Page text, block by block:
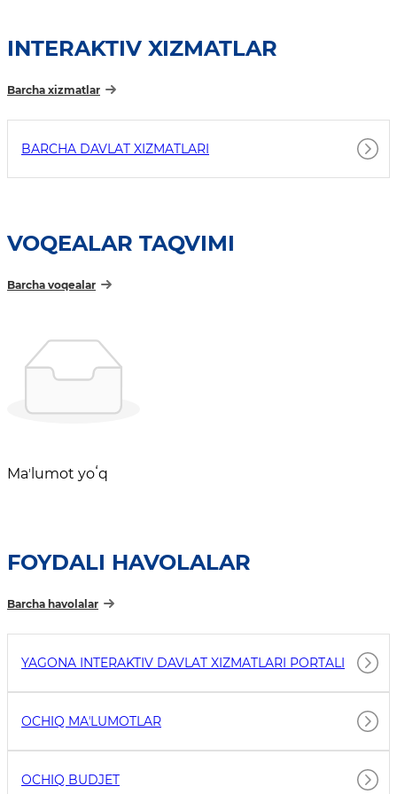
INTERAKTIV XIZMATLAR
Barcha xizmatlar
BARCHA DAVLAT XIZMATLARI
VOQEALAR TAQVIMI
Barcha voqealar
Maʼlumot yoʻq
FOYDALI HAVOLALAR
Barcha havolalar
YAGONA INTERAKTIV DAVLAT XIZMATLARI PORTALI
OCHIQ MAʼLUMOTLAR
OCHIQ BUDJET